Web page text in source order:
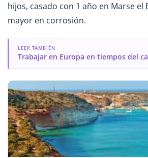
hijos, casado con 1 año en Marse el
mayor en corrosión.
LEER TAMBIÉN
Trabajar en Europa en tiempos del